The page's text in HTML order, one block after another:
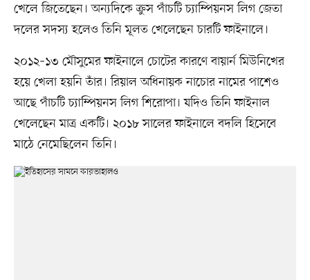
খেলে জিতেছেন। অন্যদিকে ক্রুস পাঁচটি চ্যাম্পিয়নস লিগ জেতা
দলের সদস্য হলেও তিনি মূলত খেলেছেন চারটি ফাইনালে।
২০১২–১৩ মৌসুমের ফাইনালে চোটের কারণে বায়ার্ন মিউনিখের
হয়ে খেলা হয়নি তাঁর। রিয়াল অধিনায়ক নাচোর নামের পাশেও
আছে পাঁচটি চ্যাম্পিয়নস লিগ শিরোপা। যদিও তিনি ফাইনাল
খেলেছেন মাত্র একটি। ২০১৮ সালের ফাইনালে বদলি হিসেবে
মাঠে নেমেছিলেন তিনি।